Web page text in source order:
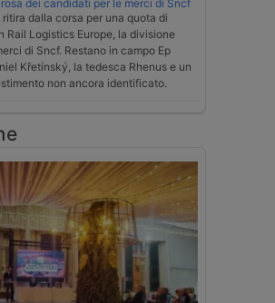
dei candidati per le merci di Sncf
ritira dalla corsa per una quota di
Rail Logistics Europe, la divisione
di Sncf. Restano in campo Ep
Křetínský, la tedesca Rhenus e un
non ancora identificato.